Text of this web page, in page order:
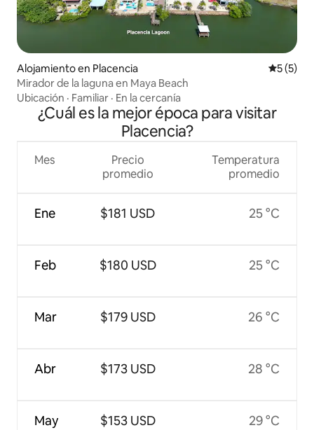
Alojamiento en Placencia
5 (5)
Mirador de la laguna en Maya Beach
Ubicación · Familiar · En la cercanía
¿Cuál es la mejor época para visitar
Placencia?
Mes
Ene
Feb
Mar
Abr
May
Precio
promedio
$181 USD
$180 USD
$179 USD
$173 USD
$153 USD
Temperatura
promedio
25 °C
25 °C
26 °C
28 °C
29 °C